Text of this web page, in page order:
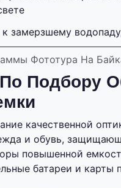
Фототура На
замерзшему
Подбору
качественной
и обувь,
повышенной
батареи и карты